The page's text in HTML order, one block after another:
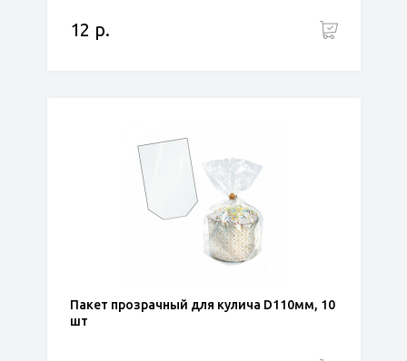
12 р.
Пакет прозрачный для кулича D110мм, 10
шт